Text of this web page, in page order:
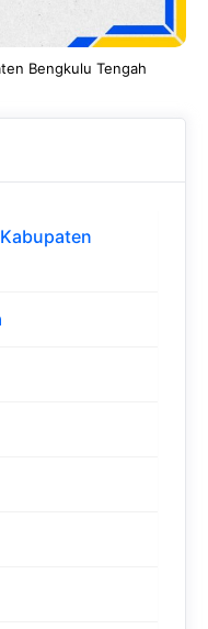
Bengkulu Tengah